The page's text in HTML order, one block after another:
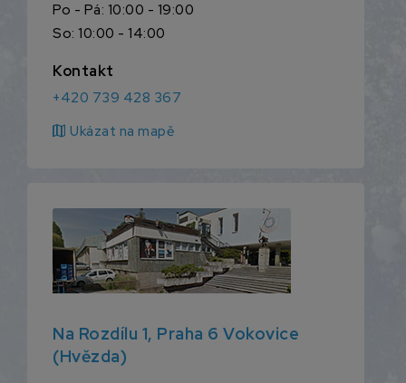
Po - Pá: 10:00 - 19:00
So: 10:00 - 14:00
Kontakt
+420 739 428 367
map Ukázat na mapě
Na Rozdílu 1, Praha 6 Vokovice
(Hvězda)